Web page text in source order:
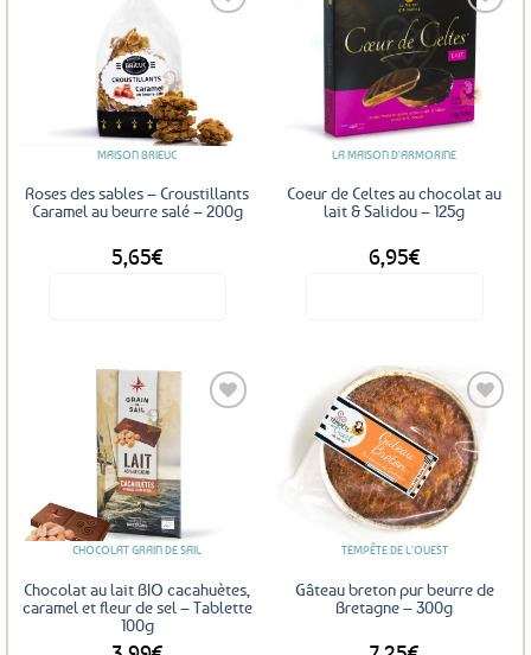
MAISON BRIEUC
Roses des sables – Croustillants
Caramel au beurre salé – 200g
5,65€
Ajouter
aux
favoris
LA MAISON D'ARMORINE
Coeur de Celtes au chocolat au
lait & Salidou – 125g
6,95€
CHOCOLAT GRAIN DE SAIL
Chocolat au lait BIO cacahuètes,
caramel et fleur de sel – Tablette
100g
Ajouter
aux
favoris
TEMPÊTE DE L'OUEST
Gâteau breton pur beurre de
Bretagne – 300g